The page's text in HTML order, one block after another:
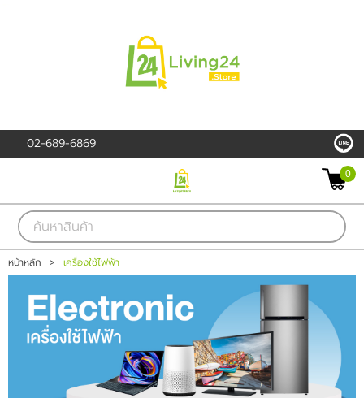
สมัครสมาชิก
สินค้าที่สนใจ( 0 )
PROMOTION
สินค้า
แบรนด์
เครื่องใช้ไฟฟ้า
อาหารและเครื่องดื่ม
02-689-6869
0
หน้าหลัก > เครื่องใช้ไฟฟ้า